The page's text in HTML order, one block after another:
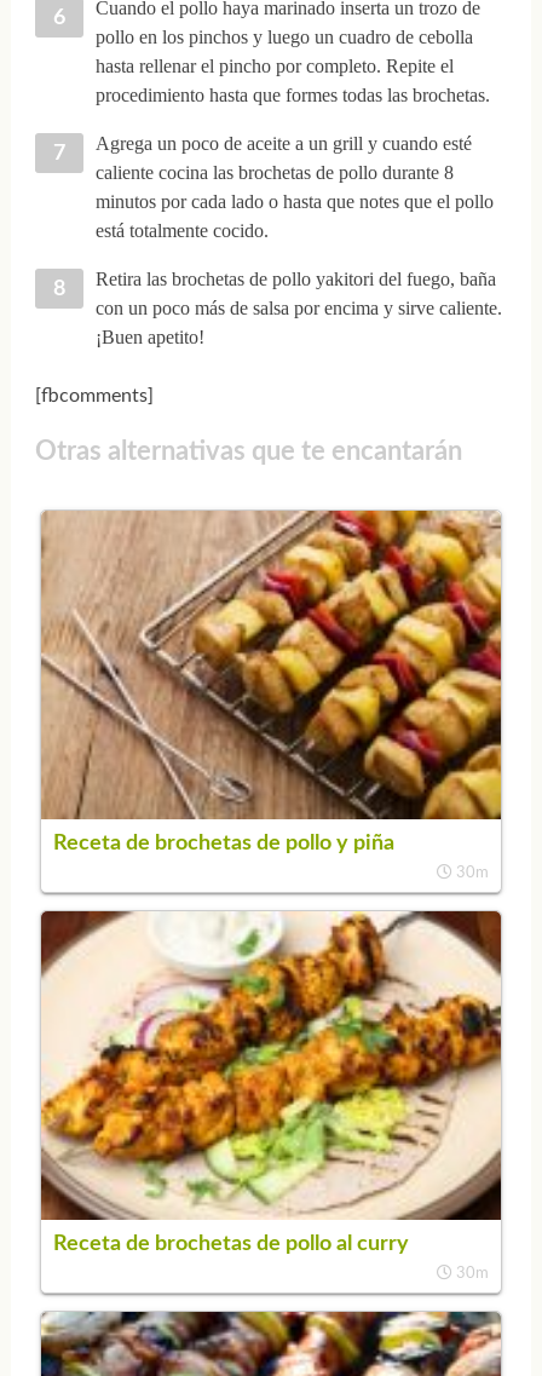
Cuando el pollo haya marinado inserta un trozo de
pollo en los pinchos y luego un cuadro de cebolla
hasta rellenar el pincho por completo. Repite el
procedimiento hasta que formes todas las brochetas.
Agrega un poco de aceite a un grill y cuando esté
caliente cocina las brochetas de pollo durante 8
minutos por cada lado o hasta que notes que el pollo
está totalmente cocido.
Retira las brochetas de pollo yakitori del fuego, baña
con un poco más de salsa por encima y sirve caliente.
¡Buen apetito!
[fbcomments]
Otras alternativas que te encantarán
Receta de brochetas de pollo y piña
30m
Receta de brochetas de pollo al curry
30m